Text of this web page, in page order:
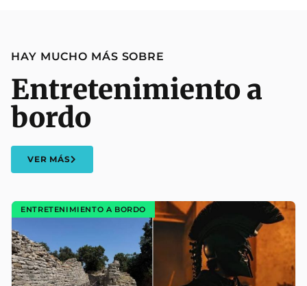
HAY MUCHO MÁS SOBRE
Entretenimiento a
bordo
VER MÁS
ENTRETENIMIENTO A BORDO